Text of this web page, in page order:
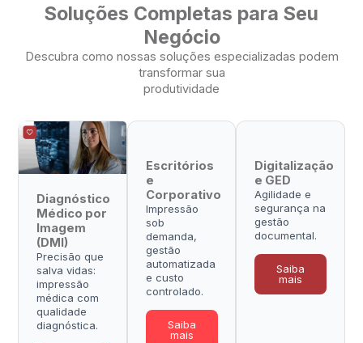
Soluções Completas para Seu
Negócio
Descubra como nossas soluções especializadas podem
transformar sua
produtividade
Diagnóstico
Médico por
Imagem
(DMI)
Precisão que
salva vidas:
impressão
médica com
qualidade
diagnóstica.
Escritórios
e
Corporativo
Impressão
sob
demanda,
gestão
automatizada
e custo
controlado.
Saiba
mais
Digitalização
e GED
Agilidade e
segurança na
gestão
documental.
Saiba
mais